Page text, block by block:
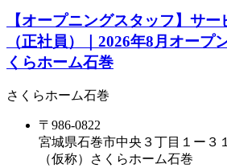
【オープニングスタッフ】サ
（正社員）｜2026年8月オープ
くらホーム石巻
さくらホーム石巻
〒986-0822
宮城県石巻市中央３丁目１ー３１
（仮称）さくらホーム石巻